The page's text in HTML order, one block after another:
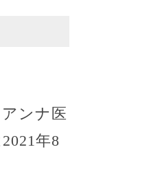
ンナ医
年8